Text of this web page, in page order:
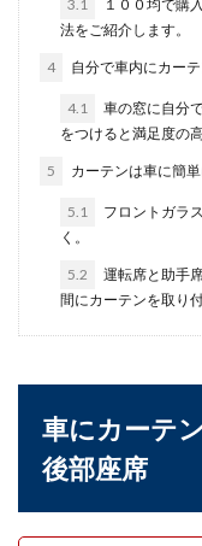
3.1
１００均で購
法をご紹介します。
4 自分で車内にカー
4.1
車の窓に自分
をつけると満足度の
5 カーテンは車に簡
5.1
フロントガラ
く。
5.2
運転席と助手
間にカーテンを取り付
車にカーテ
後部座席